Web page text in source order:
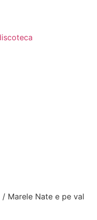
/ Marele Nate e pe val